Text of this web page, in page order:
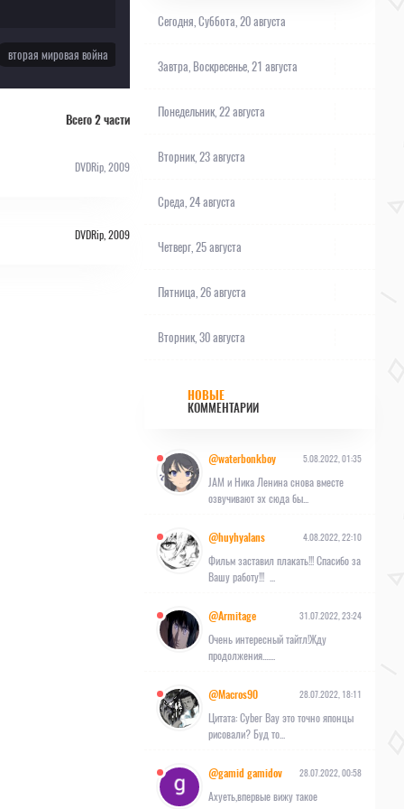
вторая мировая война
Всего 2 части
DVDRip, 2009
DVDRip, 2009
Сегодня, Суббота, 20 августа
Завтра, Воскресенье, 21 августа
Понедельник, 22 августа
Вторник, 23 августа
Среда, 24 августа
Четверг, 25 августа
Пятница, 26 августа
Вторник, 30 августа
НОВЫЕ
КОММЕНТАРИИ
@waterbonkboy 5.08.2022, 01:35
JAM и Ника Ленина снова вместе
озвучивают эх сюда бы...
@huyhyalans 4.08.2022, 22:10
Фильм заставил плакать!!! Спасибо за
Вашу работу!!! ...
@Armitage 31.07.2022, 23:24
Очень интересный тайтл!Жду
продолжения.......
@Macros90 28.07.2022, 18:11
Цитата: Cyber Вау это точно японцы
рисовали? Буд то...
@gamid gamidov 28.07.2022, 00:58
Ахуеть,впервые вижу такое